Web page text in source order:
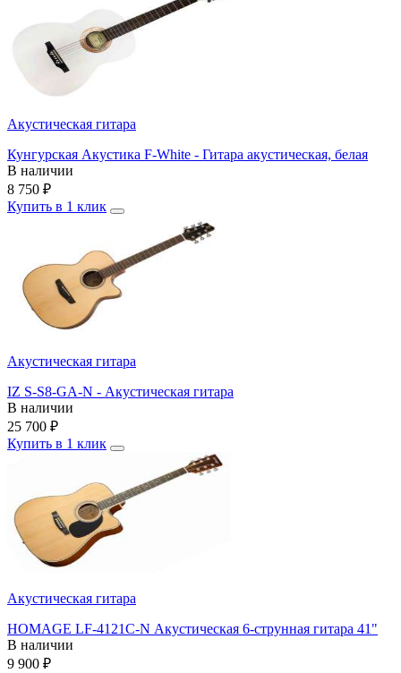
Акустическая гитара
Кунгурская Акустика F-White - Гитара акустическая, белая
В наличии
8 750 ₽
Купить в 1 клик
Акустическая гитара
IZ S-S8-GA-N - Акустическая гитара
В наличии
25 700 ₽
Купить в 1 клик
Акустическая гитара
HOMAGE LF-4121C-N Акустическая 6-струнная гитара 41"
В наличии
9 900 ₽